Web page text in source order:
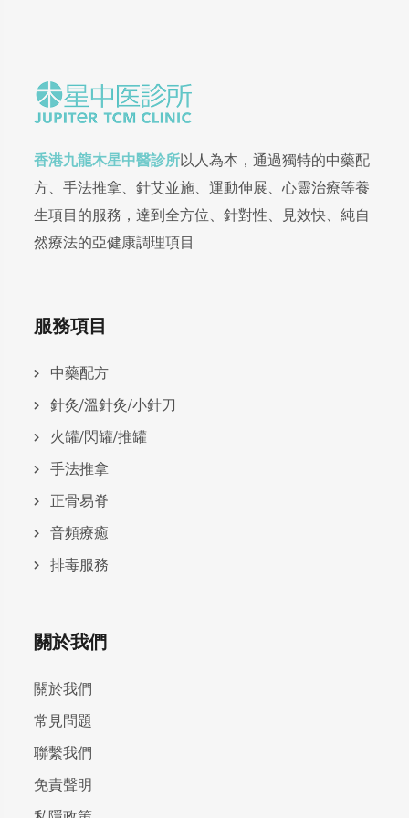
香港九龍木星中醫診所以人為本，通過獨特的中藥配
方、手法推拿、針艾並施、運動伸展、心靈治療等養
生項目的服務，達到全方位、針對性、見效快、純自
然療法的亞健康調理項目
服務項目
中藥配方
針灸/溫針灸/小針刀
火罐/閃罐/推罐
手法推拿
正骨易脊
⾳頻療癒
排毒服務
關於我們
關於我們
常見問題
聯繫我們
免責聲明